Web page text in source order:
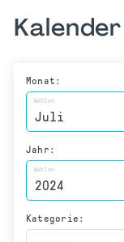
Kalender
Monat:
Wählen
Jahr:
Wählen
Kategorie: